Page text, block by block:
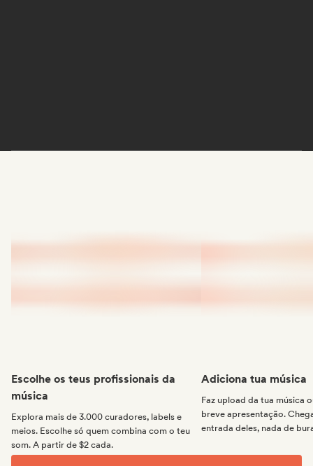
Escolhe os teus profissionais da
música
Explora mais de 3.000 curadores, labels e
meios. Escolhe só quem combina com o teu
som. A partir de $2 cada.
Adiciona tua música
Faz upload da tua música
breve apresentação.
entrada deles, nada de